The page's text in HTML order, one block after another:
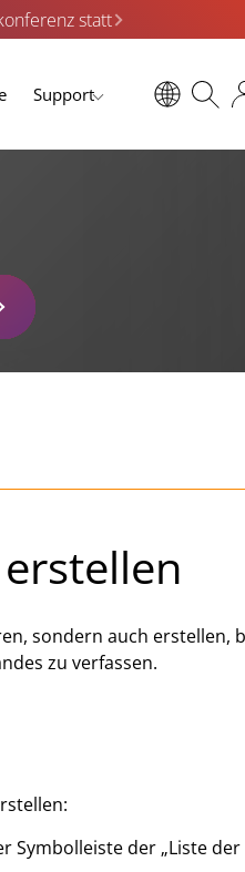
statt
Support
sondern auch erstellen,
zu verfassen.
Symbolleiste der „Liste